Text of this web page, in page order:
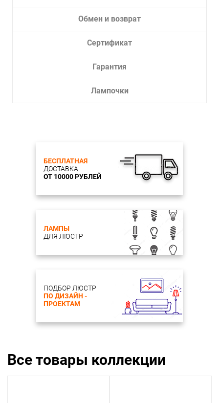
Обмен и возврат
Сертификат
Гарантия
Лампочки
БЕСПЛАТНАЯ
ДОСТАВКА
ОТ 10000 РУБЛЕЙ
ЛАМПЫ
ДЛЯ ЛЮСТР
ПОДБОР ЛЮСТР
ПО ДИЗАЙН -
ПРОЕКТАМ
Все товары коллекции